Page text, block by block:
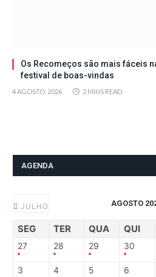
Os Recomeços são mais fáceis
festival de boas-vindas
4 AGOSTO, 2026 2 MINS READ
AGENDA
JULHO AGOSTO
SEG TER QUA QUI
27 28 29 30
3 4 5 6